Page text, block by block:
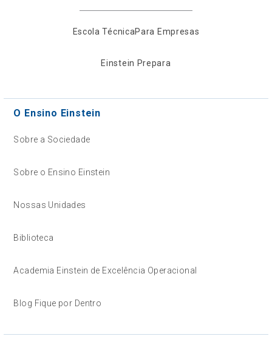
Escola TécnicaPara Empresas
Einstein Prepara
O Ensino Einstein
Sobre a Sociedade
Sobre o Ensino Einstein
Nossas Unidades
Biblioteca
Academia Einstein de Excelência Operacional
Blog Fique por Dentro